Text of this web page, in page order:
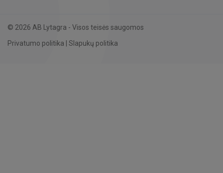
© 2026 AB Lytagra - Visos teisės saugomos
Privatumo politika
Slapukų politika